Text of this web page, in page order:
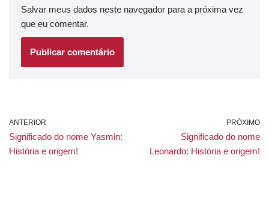
Salvar meus dados neste navegador para a próxima vez
que eu comentar.
ANTERIOR
Significado do nome Yasmin:
História e origem!
PRÓXIMO
Significado do nome
Leonardo: História e origem!